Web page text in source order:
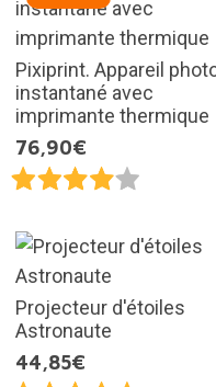
Pixiprint. Appareil
instantané avec
imprimante thermique
76,90€
Projecteur d'étoiles
Astronaute
44,85€